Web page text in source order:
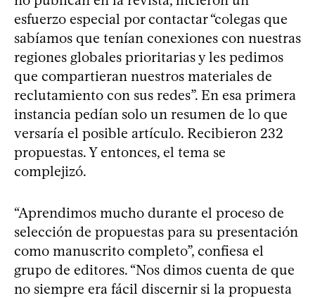
esfuerzo especial por contactar “colegas que
sabíamos que tenían conexiones con nuestras
regiones globales prioritarias y les pedimos
que compartieran nuestros materiales de
reclutamiento con sus redes”. En esa primera
instancia pedían solo un resumen de lo que
versaría el posible artículo. Recibieron 232
propuestas. Y entonces, el tema se
complejizó.
“Aprendimos mucho durante el proceso de
selección de propuestas para su presentación
como manuscrito completo”, confiesa el
grupo de editores. “Nos dimos cuenta de que
no siempre era fácil discernir si la propuesta